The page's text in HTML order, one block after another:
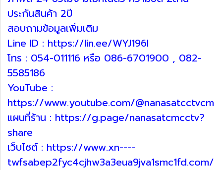
ประกันสินค้า 2ปี
สอบถามข้อมูลเพิ่มเติม
Line ID : https://lin.ee/WYJ196I
โทร : 054-011116 หรือ 086-6701900 , 082-
5585186
YouTube :
https://www.youtube.com/@nanasatcctvcm
แผนที่ร้าน : https://g.page/nanasatcmcctv?
share
เว็บไซต์ : https://www.xn----
twfsabep2fyc4cjhw3a3eua9jva1smc1fd.com/